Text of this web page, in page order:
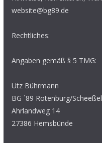
website@bg89.de
Rechtliches:
Angaben gemäß § 5 TMG:
Utz Bührmann
BG ´89 Rotenburg/Scheeßel
Ahrlandweg 14
27386 Hemsbünde